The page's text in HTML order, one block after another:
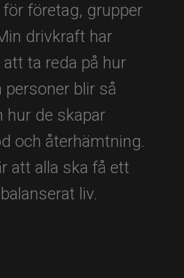
företag, grupper
drivkraft har
ta reda på hur
blir så
hur de skapar
och återhämtning.
att alla ska få ett
liv.